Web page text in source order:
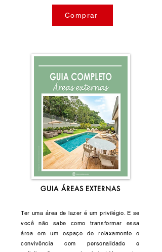
Comprar
GUIA ÁREAS EXTERNAS
Ter uma área de lazer é um privilégio. E se
você não sabe como transformar essa
área em um espaço de relaxamento e
convivência com personalidade e